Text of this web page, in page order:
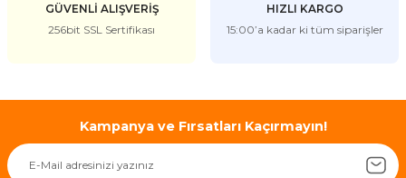
GÜVENLİ ALIŞVERİŞ
256bit SSL Sertifikası
HIZLI KARGO
15:00’a kadar ki tüm siparişler
Kampanya ve Fırsatları Kaçırmayın!